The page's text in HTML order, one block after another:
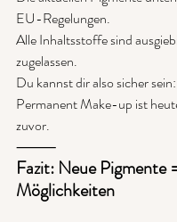
EU-Regelungen.
Alle Inhaltsstoffe sind
zugelassen.
Du kannst dir also sicher sein:
Permanent Make-up ist
zuvor.
⸻
Fazit: Neue Pigmente
Möglichkeiten